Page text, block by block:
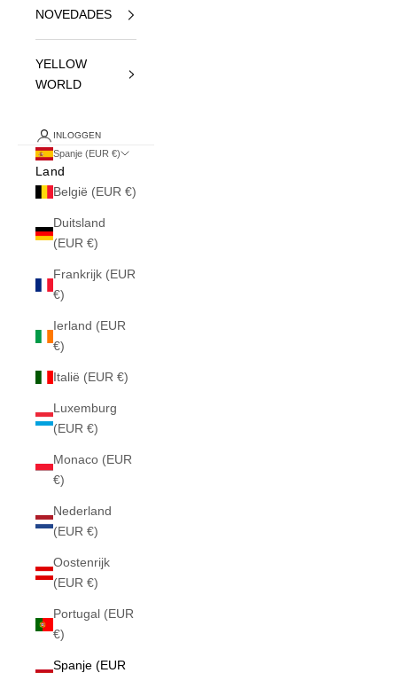
NOVEDADES
YELLOW
WORLD
INLOGGEN
Spanje (EUR €)
Land
België (EUR €)
Duitsland
(EUR €)
Frankrijk (EUR
€)
Ierland (EUR
€)
Italië (EUR €)
Luxemburg
(EUR €)
Monaco (EUR
€)
Nederland
(EUR €)
Oostenrijk
(EUR €)
Portugal (EUR
€)
Spanje (EUR